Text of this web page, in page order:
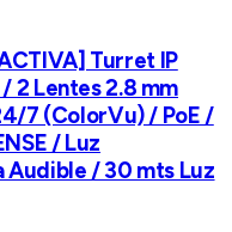
Turret IP
2 Lentes 2.8 mm
7 (ColorVu) / PoE /
/ Luz
Audible / 30 mts Luz